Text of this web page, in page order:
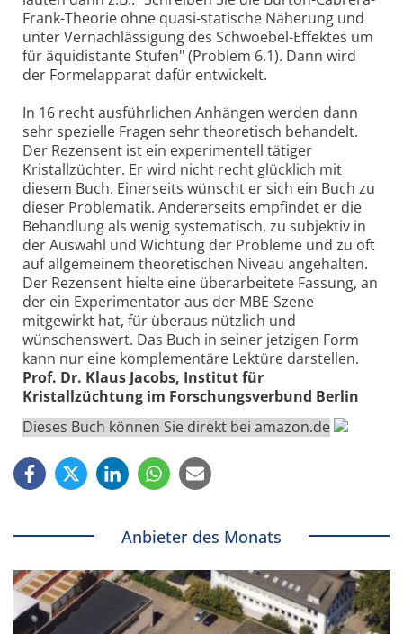
Frank-Theorie ohne quasi-statische Näherung und
unter Vernachlässigung des Schwoebel-Effektes um
für äquidistante Stufen" (Problem 6.1). Dann wird
der Formelapparat dafür entwickelt.
In 16 recht ausführlichen Anhängen werden dann
sehr spezielle Fragen sehr theoretisch behandelt.
Der Rezensent ist ein experimentell tätiger
Kristallzüchter. Er wird nicht recht glücklich mit
diesem Buch. Einerseits wünscht er sich ein Buch zu
dieser Problematik. Andererseits empfindet er die
Behandlung als wenig systematisch, zu subjektiv in
der Auswahl und Wichtung der Probleme und zu oft
auf allgemeinem theoretischen Niveau angehalten.
Der Rezensent hielte eine überarbeitete Fassung, an
der ein Experimentator aus der MBE-Szene
mitgewirkt hat, für überaus nützlich und
wünschenswert. Das Buch in seiner jetzigen Form
kann nur eine komplementäre Lektüre darstellen.
Prof. Dr. Klaus Jacobs, Institut für
Kristallzüchtung im Forschungsverbund Berlin
Dieses Buch können Sie direkt bei amazon.de
Anbieter des Monats